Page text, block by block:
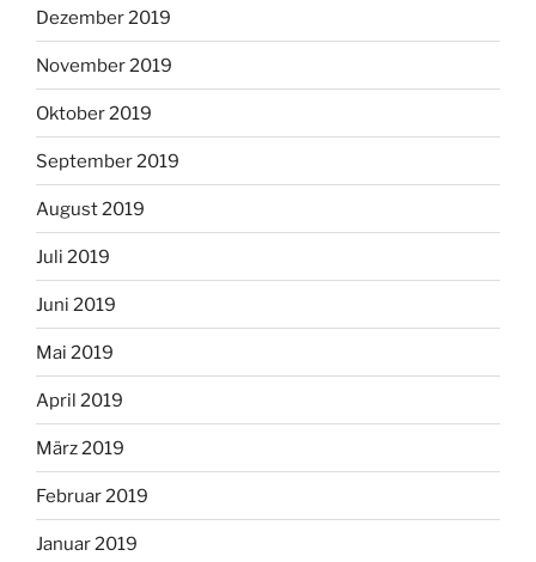
Dezember 2019
November 2019
Oktober 2019
September 2019
August 2019
Juli 2019
Juni 2019
Mai 2019
April 2019
März 2019
Februar 2019
Januar 2019